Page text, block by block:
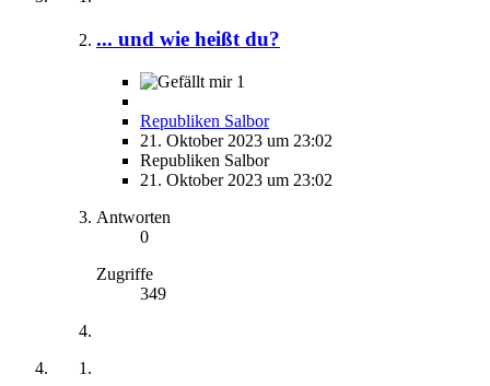
... und wie heißt du?
1
Republiken Salbor
21. Oktober 2023 um 23:02
Republiken Salbor
21. Oktober 2023 um 23:02
Antworten
0
Zugriffe
349